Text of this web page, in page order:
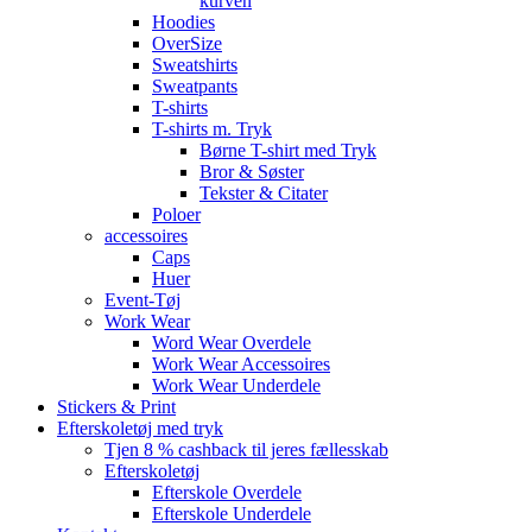
Hoodies
OverSize
Sweatshirts
Sweatpants
T-shirts
T-shirts m. Tryk
Børne T-shirt med Tryk
Bror & Søster
Tekster & Citater
Poloer
accessoires
Caps
Huer
Event-Tøj
Work Wear
Word Wear Overdele
Work Wear Accessoires
Work Wear Underdele
Stickers & Print
Efterskoletøj med tryk
Tjen 8 % cashback til jeres fællesskab
Efterskoletøj
Efterskole Overdele
Efterskole Underdele